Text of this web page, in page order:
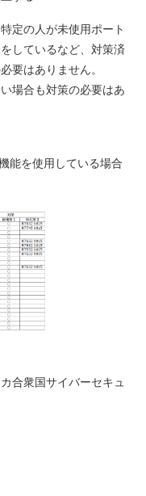
定の人が未使用ポート
しているなど、対策済
要はありません。
場合も対策の必要はあ
能を使用している場合
合衆国サイバーセキュ